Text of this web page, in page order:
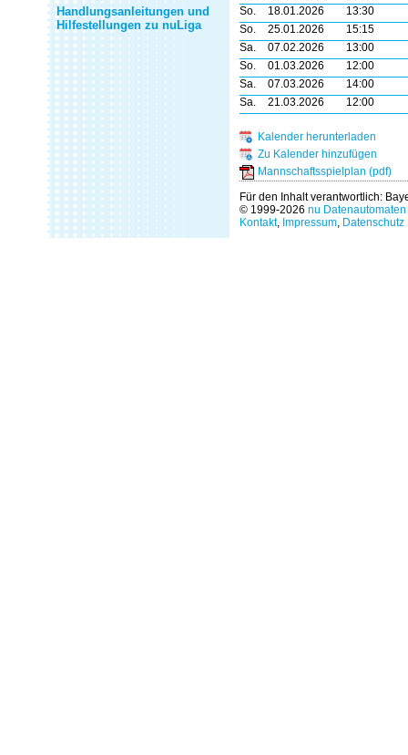
Handlungsanleitungen und
Hilfestellungen zu nuLiga
So.
18.01.2026
13:30
So.
25.01.2026
15:15
Sa.
07.02.2026
13:00
So.
01.03.2026
12:00
Sa.
07.03.2026
14:00
Sa.
21.03.2026 12:00
Kalender herunterladen
Zu Kalender hinzufügen
Mannschaftsspielplan (pdf)
Für den Inhalt verantwortlich:
© 1999-2026 nu
Kontakt, Impressum, Datenschutz